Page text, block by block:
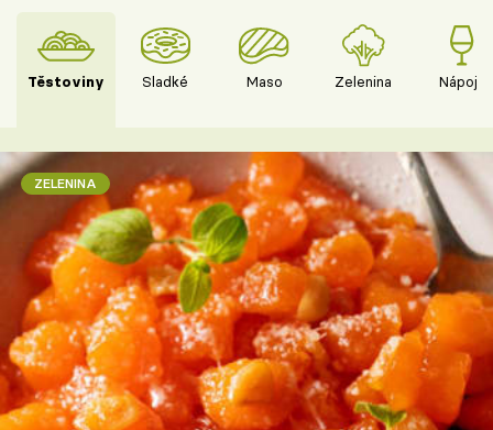
Těstoviny Sladké Maso Zelenina Nápoje
ZELENINA